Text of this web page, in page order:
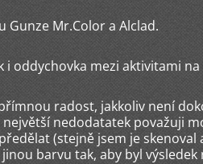
Gunze Mr.Color a Alclad.
i oddychovka mezi aktivitami
radost, jakkoliv není
nedodatatek považuji
(stejně jsem je
barvu tak, aby byl výsledek